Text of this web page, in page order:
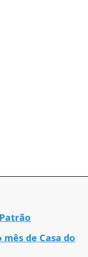
de Casa do